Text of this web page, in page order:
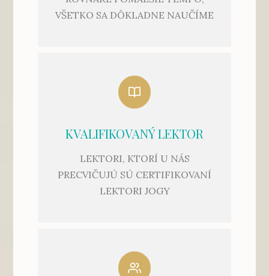
VŠETKO SA DÔKLADNE NAUČÍME
KVALIFIKOVANÝ LEKTOR
LEKTORI, KTORÍ U NÁS
PRECVIČUJÚ SÚ CERTIFIKOVANÍ
LEKTORI JOGY